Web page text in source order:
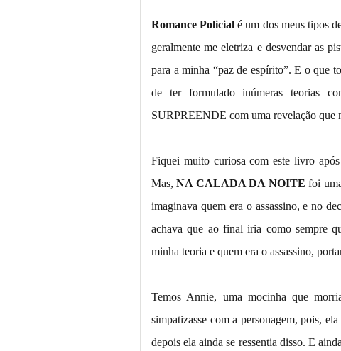
Romance Policial é um dos meus tipos
geralmente me eletriza e desvendar as
para a minha “paz de espírito”. E o que
de ter formulado inúmeras teorias
SURPREENDE com uma revelação que
Fiquei muito curiosa com este livro
Mas,NA CALADA DA NOITE foi
imaginava quem era o assassino, e no
achava que ao final iria como sempre
minha teoria e quem era o assassino,
Temos Annie, uma mocinha que
simpatizasse com a personagem, pois,
depois ela ainda se ressentia disso. E